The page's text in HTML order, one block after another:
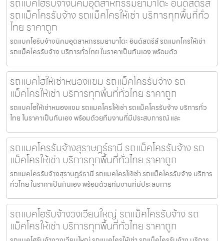
รถแม็คโครรับจ้าง รถแม็คโครให้เช่า บริการทุกพื้นที่ทั่ว
ไทย ราคาถูก
รถแบคโฮรับจ้างนิคมอุตสาหกรรมยามาโตะ อินดัสตรีส์ รถแมคโครให้เช่า
รถแม็คโครรับจ้าง บริการทั่วไทย ในราคาเป็นกันเอง พร้อมด้ว
รถแบคโฮให้เช่าหนองแขม รถแม็คโครรับจ้าง รถ
แม็คโครให้เช่า บริการทุกพื้นที่ทั่วไทย ราคาถูก
รถแบคโฮให้เช่าหนองแขม รถแมคโครให้เช่า รถแม็คโครรับจ้าง บริการทั่ว
ไทย ในราคาเป็นกันเอง พร้อมด้วยทีมงานที่มีประสบการณ์ และ
รถแมคโครรับจ้างสุราษฎร์ธานี รถแม็คโครรับจ้าง รถ
แม็คโครให้เช่า บริการทุกพื้นที่ทั่วไทย ราคาถูก
รถแมคโครรับจ้างสุราษฎร์ธานี รถแมคโครให้เช่า รถแม็คโครรับจ้าง บริการ
ทั่วไทย ในราคาเป็นกันเอง พร้อมด้วยทีมงานที่มีประสบการ
รถแบคโฮรับจ้างวงเวียนใหญ่ รถแม็คโครรับจ้าง รถ
แม็คโครให้เช่า บริการทุกพื้นที่ทั่วไทย ราคาถูก